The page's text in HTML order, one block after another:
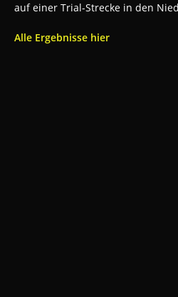
auf einer Trial-Strecke in den
Alle Ergebnisse hier